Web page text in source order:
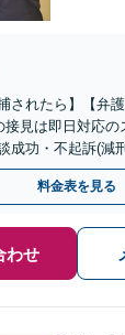
されたら】【弁
見は即日対応の
成功・不起訴(減
談専門】
料金表を見る
わせ